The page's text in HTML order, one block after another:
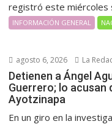
registró este miércoles
INFORMACIÓN GENERAL
agosto 6, 2026 La
Detienen a Ángel
Guerrero; lo acusan
Ayotzinapa
En un giro en la